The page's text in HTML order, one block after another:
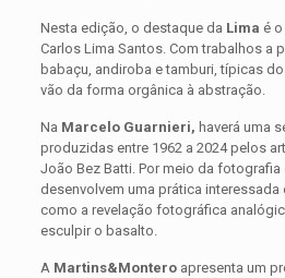
Nesta edição, o destaque da Lima é
Carlos Lima Santos. Com trabalhos a
babaçu, andiroba e tamburi, típicas
vão da forma orgânica à abstração.
Na Marcelo Guarnieri, haverá uma
produzidas entre 1962 a 2024 pelos
João Bez Batti. Por meio da
desenvolvem uma prática interessada
como a revelação fotográfica
esculpir o basalto.
A Martins&Monteroapresenta um